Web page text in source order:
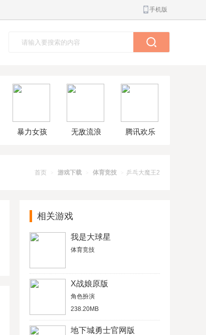
手机版
暴力女孩
化版
无敌流浪 腾讯欢乐
版
首页 > 游戏下载 > 体育竞技 > 乒乓大魔王2
相关游戏
我是大球星
体育竞技
X战娘原版
角色扮演
238.20MB
地下城勇士官网版